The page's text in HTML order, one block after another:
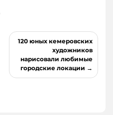
120 юных кемеровских
художников
нарисовали любимые
городские локации